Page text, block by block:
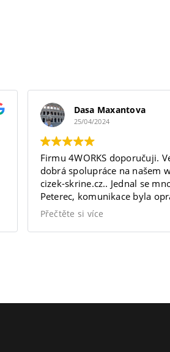
Dasa Maxantova
25/04/2024
Firmu 4WORKS doporučuji.
dobrá spolupráce na našem
cizek-skrine.cz.. Jednal se
Peterec, komunikace byla
vynikající a splnila moje
Přečtěte si více